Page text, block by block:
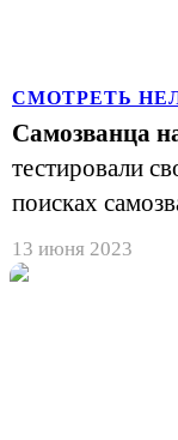
СМОТРЕТЬ
Самозванца
тестировали
поисках
13 июня 2023